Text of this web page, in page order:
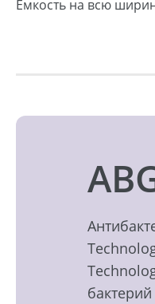
Емкость на всю